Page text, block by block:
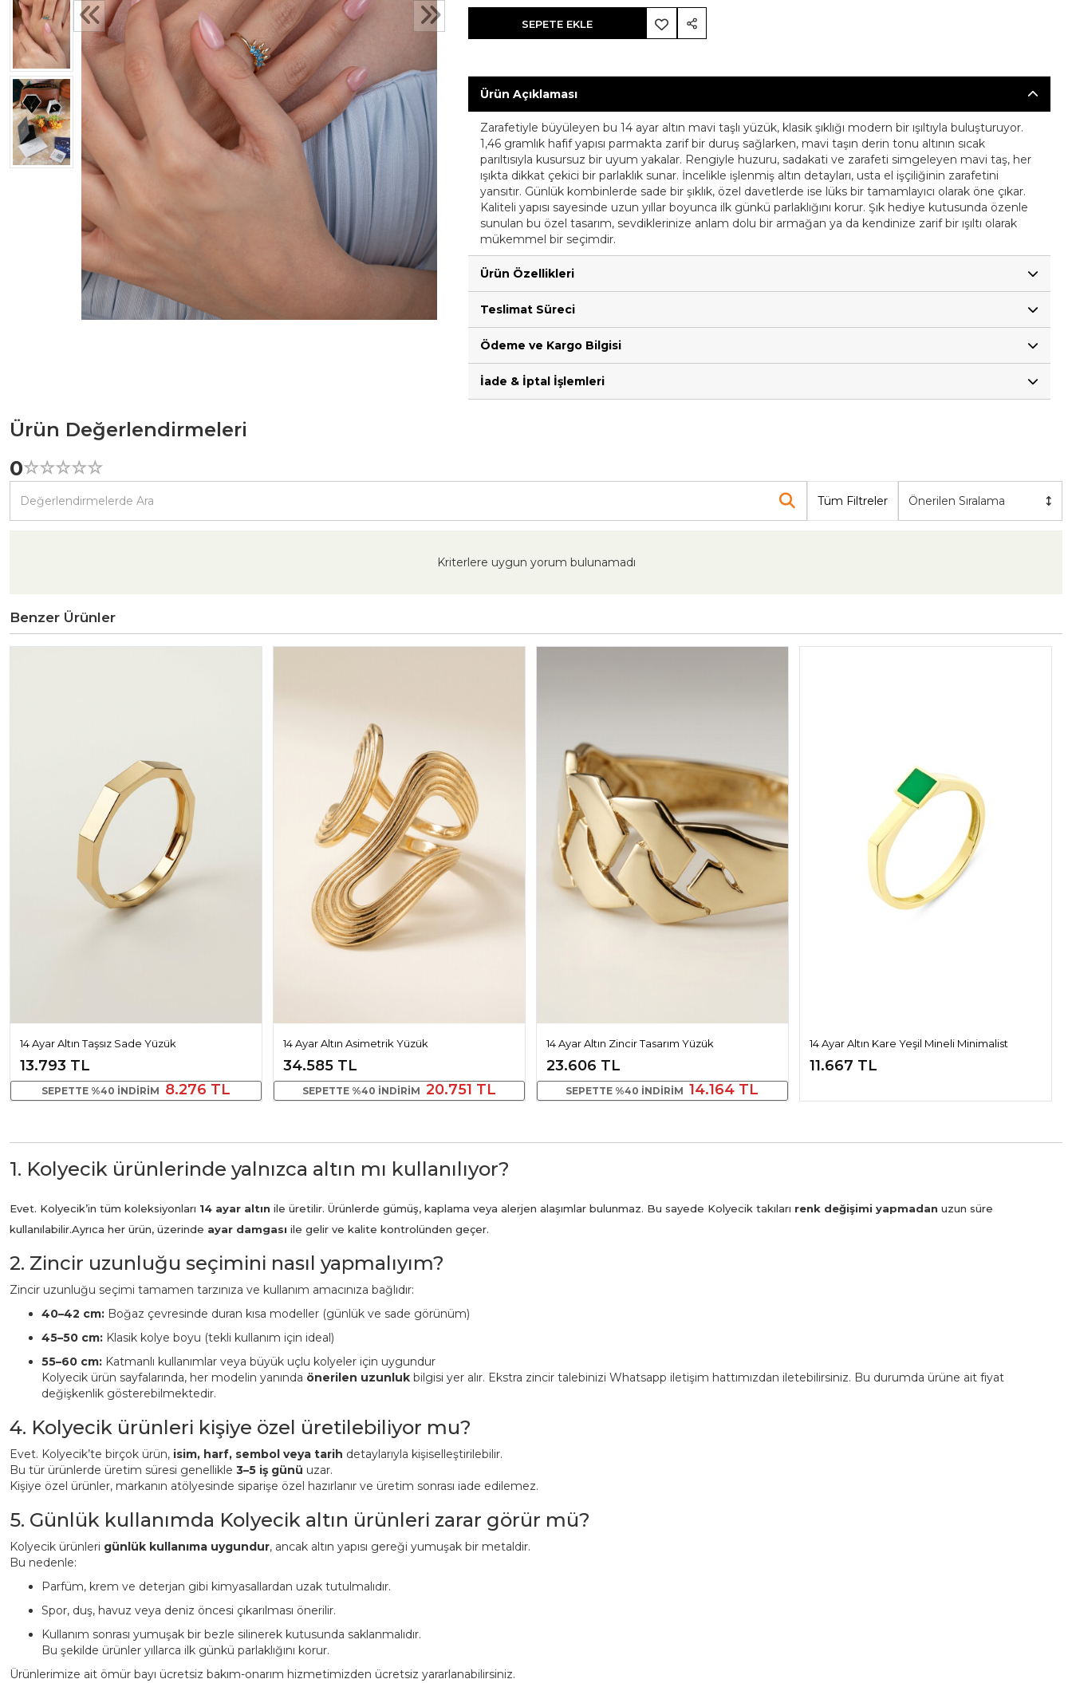
SEPETE EKLE
Ürün Açıklaması
Zarafetiyle büyüleyen bu 14 ayar altın mavi taşlı yüzük, klasik şıklığı modern bir ışıltıyla buluşturuyor.
1,46 gramlık hafif yapısı parmakta zarif bir duruş sağlarken, mavi taşın derin tonu altının sıcak
parıltısıyla kusursuz bir uyum yakalar. Rengiyle huzuru, sadakati ve zarafeti simgeleyen mavi taş, her
ışıkta dikkat çekici bir parlaklık sunar. İncelikle işlenmiş altın detayları, usta el işçiliğinin zarafetini
yansıtır. Günlük kombinlerde sade bir şıklık, özel davetlerde ise lüks bir tamamlayıcı olarak öne çıkar.
Kaliteli yapısı sayesinde uzun yıllar boyunca ilk günkü parlaklığını korur. Şık hediye kutusunda özenle
sunulan bu özel tasarım, sevdiklerinize anlam dolu bir armağan ya da kendinize zarif bir ışıltı olarak
mükemmel bir seçimdir.
Ürün Özellikleri
Teslimat Süreci
Ödeme ve Kargo Bilgisi
İade & İptal İşlemleri
Ürün Değerlendirmeleri
0☆☆☆☆☆
★★★★★
Tüm Filtreler Önerilen Sıralama
Kriterlere uygun yorum bulunamadı
Benzer Ürünler
14 Ayar Altın Taşsız Sade Yüzük
13.793 TL
SEPETTE %40 INDIRIM 8.276 TL
14 Ayar Altın Asimetrik Yüzük
34.585 TL
SEPETTE %40 INDIRIM 20.751 TL
14 Ayar Altın Zincir Tasarım Yüzük
23.606 TL
SEPETTE %40 INDIRIM 14.164 TL
14 Ayar Altın Kare Yeşil Mineli Minimalist
Yüzük
11.667 TL
1. Kolyecik ürünlerinde yalnızca altın mı kullanılıyor?
Evet. Kolyecik’in tüm koleksiyonları 14 ayar altın ile üretilir. Ürünlerde gümüş, kaplama veya alerjen alaşımlar bulunmaz. Bu sayede Kolyecik takıları renk değişimi yapmadan uzun süre
kullanılabilir.Ayrıca her ürün, üzerinde ayar damgası ile gelir ve kalite kontrolünden geçer.
2. Zincir uzunluğu seçimini nasıl yapmalıyım?
Zincir uzunluğu seçimi tamamen tarzınıza ve kullanım amacınıza bağlıdır:
40–42 cm: Boğaz çevresinde duran kısa modeller (günlük ve sade görünüm)
45–50 cm: Klasik kolye boyu (tekli kullanım için ideal)
55–60 cm: Katmanlı kullanımlar veya büyük uçlu kolyeler için uygundur
Kolyecik ürün sayfalarında, her modelin yanında önerilen uzunluk bilgisi yer alır. Ekstra zincir talebinizi Whatsapp iletişim hattımızdan iletebilirsiniz. Bu durumda ürüne ait fiyat
değişkenlik gösterebilmektedir.
4. Kolyecik ürünleri kişiye özel üretilebiliyor mu?
Evet. Kolyecik’te birçok ürün, isim, harf, sembol veya tarih detaylarıyla kişiselleştirilebilir.
Bu tür ürünlerde üretim süresi genellikle 3–5 iş günü uzar.
Kişiye özel ürünler, markanın atölyesinde siparişe özel hazırlanır ve üretim sonrası iade edilemez.
5. Günlük kullanımda Kolyecik altın ürünleri zarar görür mü?
Kolyecik ürünleri günlük kullanıma uygundur, ancak altın yapısı gereği yumuşak bir metaldir.
Bu nedenle:
Parfüm, krem ve deterjan gibi kimyasallardan uzak tutulmalıdır.
Spor, duş, havuz veya deniz öncesi çıkarılması önerilir.
Kullanım sonrası yumuşak bir bezle silinerek kutusunda saklanmalıdır.
Bu şekilde ürünler yıllarca ilk günkü parlaklığını korur.
Ürünlerimize ait ömür bayı ücretsiz bakım-onarım hizmetimizden ücretsiz yararlanabilirsiniz.